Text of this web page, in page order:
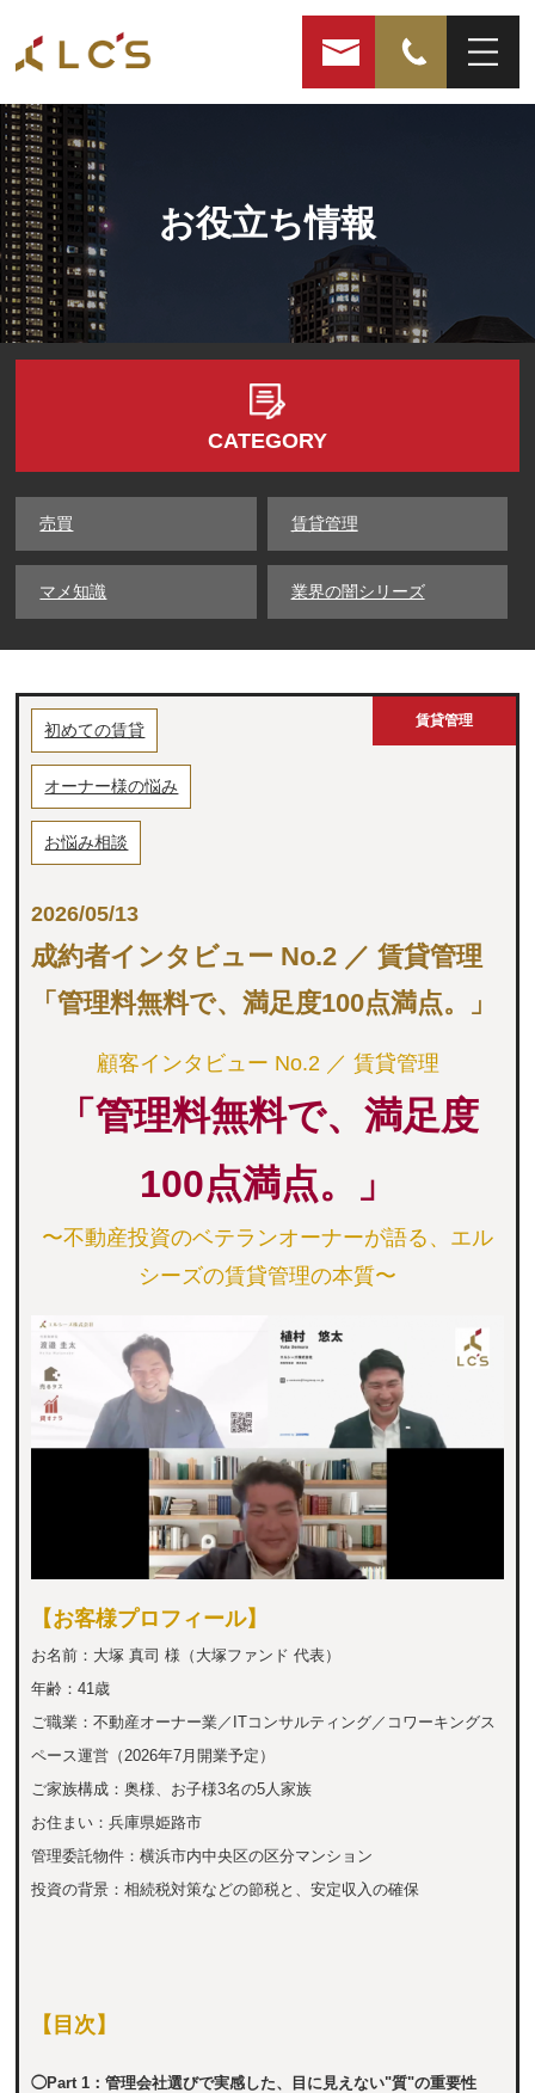
お役立ち情報
CATEGORY
売買 賃貸管理
マメ知識 業界の闇シリーズ
賃貸管理
初めての賃貸
オーナー様の悩み
お悩み相談
2026/05/13
成約者インタビュー No.2 ／ 賃貸管理
「管理料無料で、満足度100点満点。」
顧客インタビュー No.2 ／ 賃貸管理
「管理料無料で、満足度
100点満点。」
〜不動産投資のベテランオーナーが語る、エル
シーズの賃貸管理の本質〜
【お客様プロフィール】
お名前：大塚 真司 様（大塚ファンド 代表）
年齢：41歳
ご職業：不動産オーナー業／ITコンサルティング／コワーキングス
ペース運営（2026年7月開業予定）
ご家族構成：奥様、お子様3名の5人家族
お住まい：兵庫県姫路市
管理委託物件：横浜市内中央区の区分マンション
投資の背景：相続税対策などの節税と、安定収入の確保
【目次】
◯Part 1：管理会社選びで実感した、目に見えない"質"の重要性